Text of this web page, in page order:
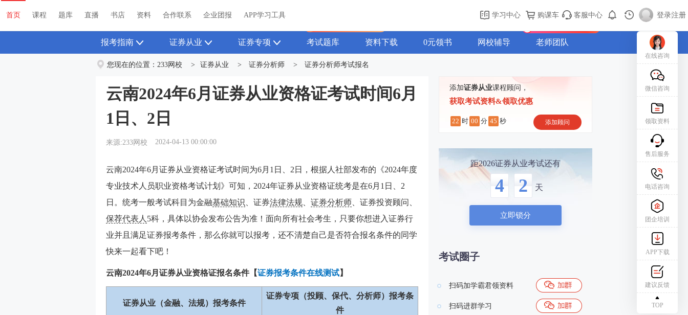
首页 课程 题库 直播 书店 资料 关于我们 帮助中心 购课车 登录/注册
首页 课程 题库 直播 书店 资料 合作联系 企业团报 APP学习工具 学习中心 购课车 客服中心 登录|注册
报考指南 证券从业 证券专项 考试题库 资料下载 0元领书 网校辅导 老师团队
您现在的位置： 233网校 > 证券从业 > 证券分析师 > 证券分析师考试报名
云南2024年6月证券从业资格证考试时间6月
1日、2日
来源:233网校 2024-04-13 00:00:00
云南2024年6月证券从业资格证考试时间为6月1日、2日，根据人社部发布的《2024年度
专业技术人员职业资格考试计划》可知，2024年证券从业资格证统考是在6月1日、2
日。 统考一般考试科目为金融基础知识 、证券法律法规 证券分析师 、证券投资顾问、
保荐代表人 5科，具体以协会发布公告为准！ 面向所有社会考生，只要你想进入证券行
业并且满足证券报考条件，那么你就可以报考，还不清楚自己是否符合报名条件的同学
快来一起看下吧！
云南2024年6月证券从业资格证报名条件【证券报考条件在线测试】
证券从业（金融、法规）报考条件
证券专项（投顾、保代、分析师）报考条
件
添加证券从业课程顾问，
获取考试资料&领取优惠
22 时 00 分 44 秒 添加顾问
距2026证券从业考试还有
4 2 天
立即锁分
考试圈子
扫码加学霸君领资料
扫码进群学习
在线咨询
微信咨询
领取资料
售后服务
电话咨询
团企培训
APP下载
建议反馈
TOP